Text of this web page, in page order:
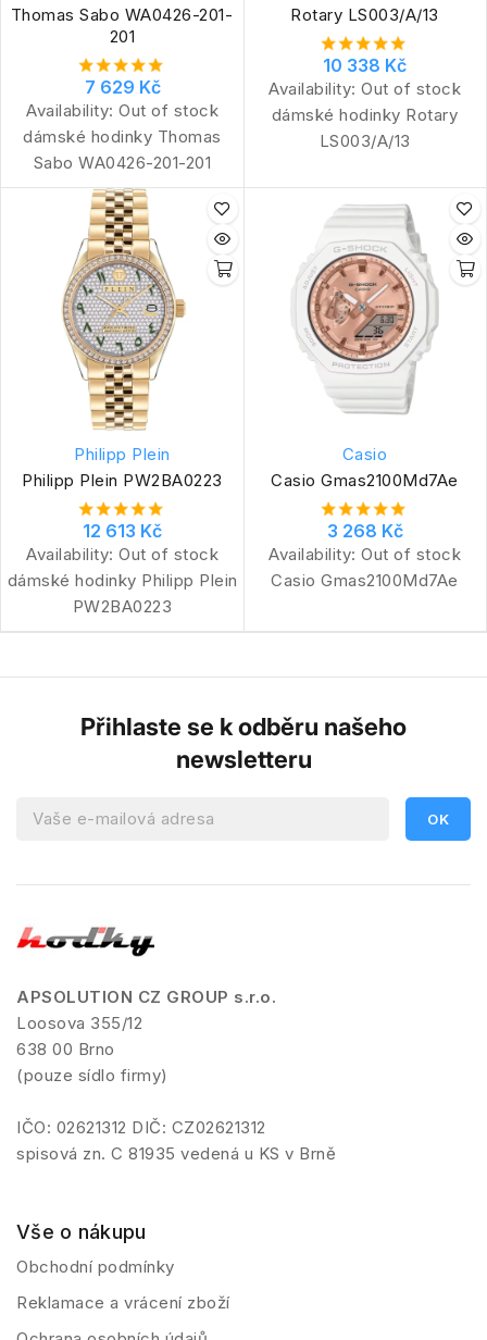
Thomas Sabo WA0426-201-
201
7 629 Kč
Availability: Out of stock
dámské hodinky Thomas
Sabo WA0426-201-201
Rotary LS003/A/13
10 338 Kč
Availability: Out of stock
dámské hodinky Rotary
LS003/A/13
Philipp Plein
Philipp Plein PW2BA0223
12 613 Kč
Availability: Out of stock
dámské hodinky Philipp Plein
PW2BA0223
Casio
Casio Gmas2100Md7Ae
3 268 Kč
Availability: Out of stock
Casio Gmas2100Md7Ae
Přihlaste se k odběru našeho
newsletteru
APSOLUTION CZ GROUP s.r.o.
Loosova 355/12
638 00 Brno
(pouze sídlo firmy)
IČO: 02621312 DIČ: CZ02621312
spisová zn. C 81935 vedená u KS v Brně
Vše o nákupu
Obchodní podmínky
Reklamace a vrácení zboží